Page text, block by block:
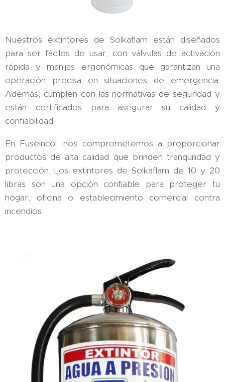
Nuestros extintores de Solkaflam están diseñados
para ser fáciles de usar, con válvulas de activación
rápida y manijas ergonómicas que garantizan una
operación precisa en situaciones de emergencia.
Además, cumplen con las normativas de seguridad y
están certificados para asegurar su calidad y
confiabilidad.
En Fuseincol, nos comprometemos a proporcionar
productos de alta calidad que brinden tranquilidad y
protección. Los extintores de Solkaflam de 10 y 20
libras son una opción confiable para proteger tu
hogar, oficina o establecimiento comercial contra
incendios.